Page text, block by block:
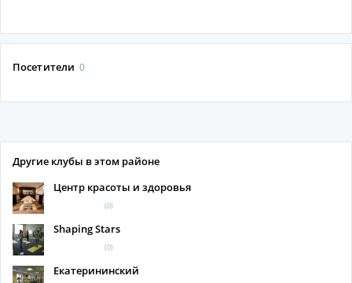
Посетители 0
Другие клубы в этом районе
Центр красоты и здоровья
(0)
Shaping Stars
(0)
Екатерининский